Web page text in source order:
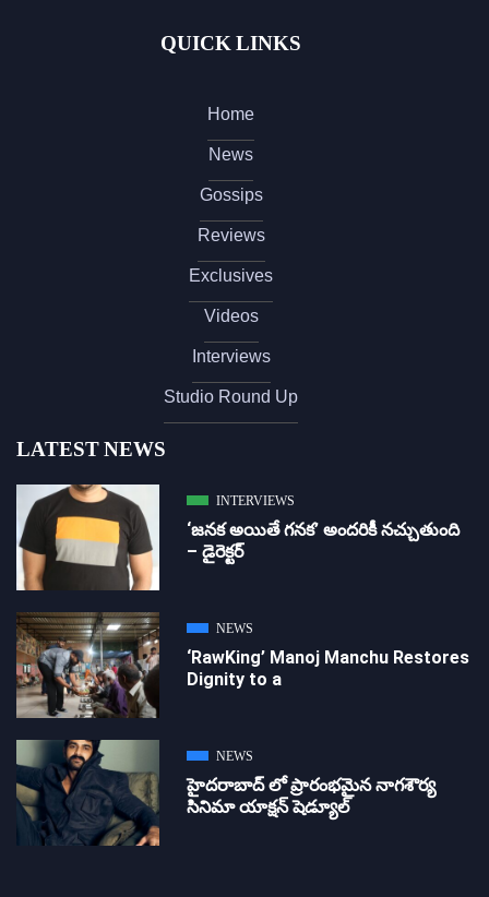
QUICK LINKS
Home
News
Gossips
Reviews
Exclusives
Videos
Interviews
Studio Round Up
LATEST NEWS
INTERVIEWS
‘జ‌న‌క అయితే గ‌న‌క‌’ అందరికీ నచ్చుతుంది
– డైరెక్ట‌ర్
NEWS
‘RawKing’ Manoj Manchu Restores
Dignity to a
NEWS
హైదరాబాద్ లో ప్రారంభమైన నాగశౌర్య
సినిమా యాక్షన్ షెడ్యూల్